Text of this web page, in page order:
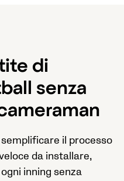
di
senza
il processo
da installare,
inning senza